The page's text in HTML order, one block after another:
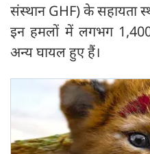
संस्थान GHF) के सहायता
इन हमलों में लगभग
अन्य घायल हुए हैं।